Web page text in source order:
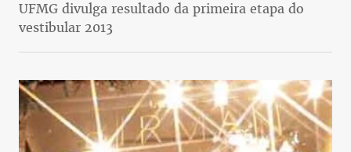
UFMG divulga resultado da primeira etapa do
vestibular 2013